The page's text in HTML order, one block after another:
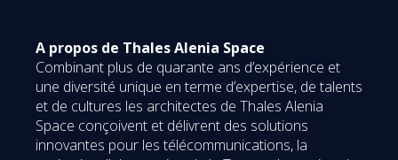
A propos de Thales Alenia Space
Combinant plus de quarante ans d’expérience et
une diversité unique en terme d’expertise, de talents
et de cultures les architectes de Thales Alenia
Space conçoivent et délivrent des solutions
innovantes pour les télécommunications, la